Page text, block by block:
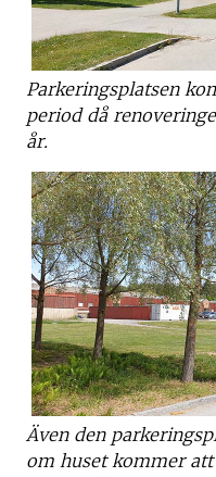
Parkeringsplatsen
period då
år.
Även den
om huset kommer att